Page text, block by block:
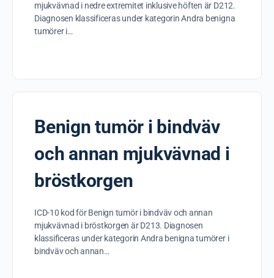
mjukvävnad i nedre extremitet inklusive höften är D212.
Diagnosen klassificeras under kategorin Andra benigna
tumörer i…
Benign tumör i bindväv
och annan mjukvävnad i
bröstkorgen
ICD-10 kod för Benign tumör i bindväv och annan
mjukvävnad i bröstkorgen är D213. Diagnosen
klassificeras under kategorin Andra benigna tumörer i
bindväv och annan…